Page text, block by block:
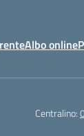
Albo online
Centralino: